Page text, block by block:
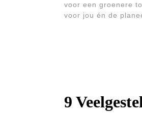
voor een groenere
voor jou én de
9